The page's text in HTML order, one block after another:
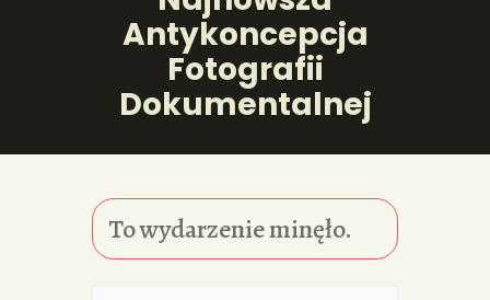
Antykoncepcja
Fotografii
Dokumentalnej
AKTUALNOŚCI
WYDARZENIA
ARTYKUŁY
INSPIRACJE
KSIĄŻKI
PORTFOLIA
To wydarzenie minęło.